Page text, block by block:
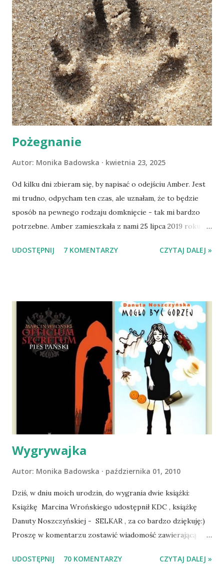
Pożegnanie
Autor: Monika Badowska kwietnia 23, 2025
Od kilku dni zbieram się, by napisać o odejściu Amber. Jest
mi trudno, odpycham ten czas, ale uznałam, że to będzie
sposób na pewnego rodzaju domknięcie - tak mi bardzo
potrzebne. Amber zamieszkała z nami 25 lipca 2019 roku.
Mazowieckim, pojechaliśmy na wizytę zapoznawczą, a kilka
wspólnego życia przeczytacie TUTAJ i TUTAJ . Gdy już
nieco okrzepliśmy w codzienności z psem, a Amber - z
ludźmi i kotami, pojawił się pomysł na wspólny jesienny
wyjazd w Beskid Niski. Zanim to jednak się stało psica miała
atak padaczki, co spowodowało, że wyjazd odwołaliśmy,
wdrożyliśmy leczenie i od nowa zaczęliśmy oswajać z nami i
wspólnym życiem zdezorientowanego chorobą psa. Udało
się ustabilizować zawirowania zdrowotne i wówczas
zaczęliśmy się cieszyć sobą wzajemnie już na 100%.
Dopier...
UDOSTĘPNIJ 7 KOMENTARZY CZYTAJ DALEJ »
Wygrywajka
Autor: Monika Badowska października 01, 2010
Dziś, w dniu moich urodzin, do wygrania dwie książki:
Książkę Marcina Wrońskiego udostępnił KDC , książkę
Danuty Noszczyńskiej - SELKAR , za co bardzo dziękuję:)
Proszę w komentarzu zostawić wiadomość zawierającą
Losowanie odbędzie się w niedzielę o 8:00. Zapraszam
UDOSTĘPNIJ 70 KOMENTARZY CZYTAJ DALEJ »